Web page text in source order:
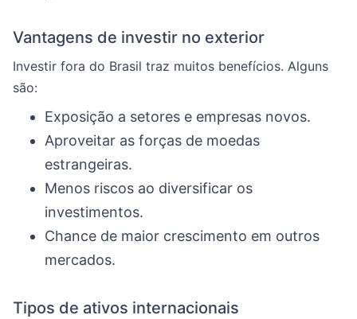
Vantagens de investir no exterior
Investir fora do Brasil traz muitos benefícios. Alguns
são:
Exposição a setores e empresas novos.
Aproveitar as forças de moedas
estrangeiras.
Menos riscos ao diversificar os
investimentos.
Chance de maior crescimento em outros
mercados.
Tipos de ativos internacionais